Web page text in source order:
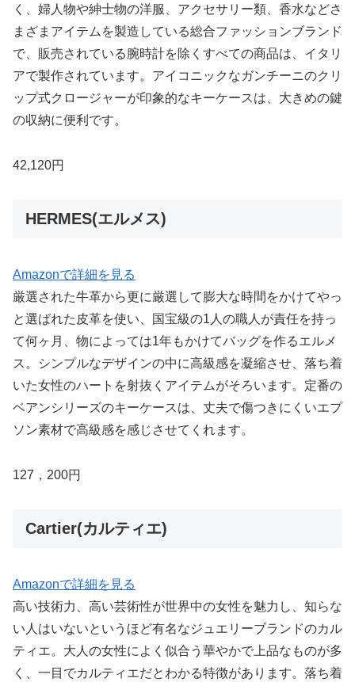
く、婦人物や紳士物の洋服、アクセサリー類、香水などさ
まざまアイテムを製造している総合ファッションブランド
で、販売されている腕時計を除くすべての商品は、イタリ
アで製作されています。アイコニックなガンチーニのクリ
ップ式クロージャーが印象的なキーケースは、大きめの鍵
の収納に便利です。
42,120円
HERMES(エルメス)
Amazonで詳細を見る
厳選された牛革から更に厳選して膨大な時間をかけてやっ
と選ばれた皮革を使い、国宝級の1人の職人が責任を持っ
て何ヶ月、物によっては1年もかけてバッグを作るエルメ
ス。シンプルなデザインの中に高級感を凝縮させ、落ち着
いた女性のハートを射抜くアイテムがそろいます。定番の
ベアンシリーズのキーケースは、丈夫で傷つきにくいエプ
ソン素材で高級感を感じさせてくれます。
127，200円
Cartier(カルティエ)
Amazonで詳細を見る
高い技術力、高い芸術性が世界中の女性を魅力し、知らな
い人はいないというほど有名なジュエリーブランドのカル
ティエ。大人の女性によく似合う華やかで上品なものが多
く、一目でカルティエだとわかる特徴があります。落ち着